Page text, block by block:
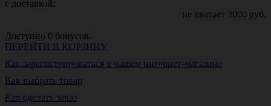
с доставкой:
не хватает 3000 руб.
Доступно 0 бонусов.
ПЕРЕЙТИ В КОРЗИНУ
Как зарегистрироваться в нашем интернет-магазине
Как выбрать товар
Как сделать заказ